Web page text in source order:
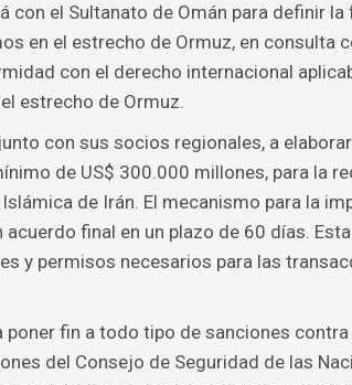
con el Sultanato de Omán para definir la
en el estrecho de Ormuz, en consulta
con el derecho internacional
estrecho de Ormuz.
con sus socios regionales, a
de US$ 300.000 millones, para la
de Irán. El mecanismo para la
final en un plazo de 60 días.
y permisos necesarios para las
fin a todo tipo de sanciones contra
del Consejo de Seguridad de las